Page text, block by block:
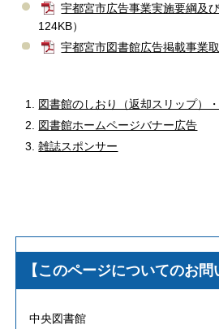
宇都宮市広告事業実施要綱及
124KB）
宇都宮市図書館広告掲載事業
図書館のしおり（返却スリップ）
図書館ホームページバナー広告
雑誌スポンサー
【このページについてのお問
中央図書館